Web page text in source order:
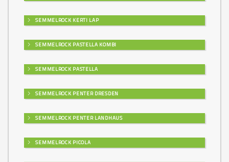
SEMMELROCK KERTI LAP
SEMMELROCK PASTELLA KOMBI
SEMMELROCK PASTELLA
SEMMELROCK PENTER DRESDEN
SEMMELROCK PENTER LANDHAUS
SEMMELROCK PICOLA